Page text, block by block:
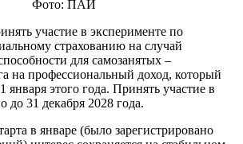
Фото: ПАИ
участие в эксперименте по
страхованию на случай
для самозанятых –
на профессиональный доход, который
января этого года. Принять участие в
до 31 декабря 2028 года.
в январе (было зарегистрировано